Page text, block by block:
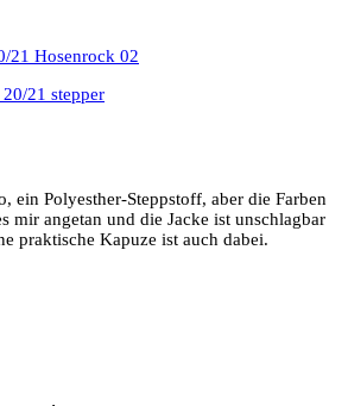
ein Polyesther-Steppstoff, aber die Farben
mir angetan und die Jacke ist unschlagbar
praktische Kapuze ist auch dabei.